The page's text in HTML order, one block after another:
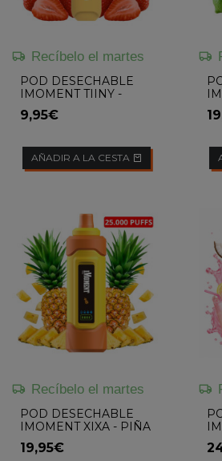
Recíbelo el martes
POD DESECHABLE
IMOMENT TIINY -
BANONINO
9,95€
AÑADIR A LA CESTA
Recíbelo el martes
POD DESECHABLE
IMOMENT XIXA - PIÑA
19,95€